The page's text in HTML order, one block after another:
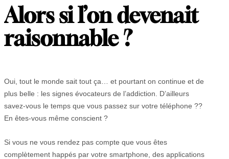
Alors si l’on devenait
raisonnable ?
Oui, tout le monde sait tout ça… et pourtant on continue et de
plus belle : les signes évocateurs de l’addiction. D’ailleurs
savez-vous le temps que vous passez sur votre téléphone ??
En êtes-vous même conscient ?
Si vous ne vous rendez pas compte que vous êtes
complètement happés par votre smartphone, des applications